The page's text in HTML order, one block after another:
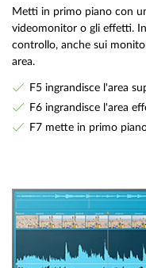
Metti in primo piano con
videomonitor o gli effetti.
controllo, anche sui
area.
F5 ingrandisce l'area
F6 ingrandisce l'area
F7 mette in primo